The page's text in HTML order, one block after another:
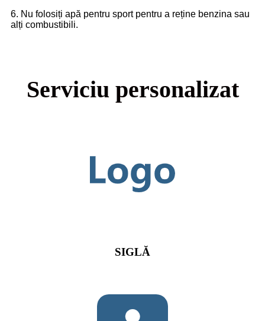
6. Nu folosiți apă pentru sport pentru a reține benzina sau
alți combustibili.
Serviciu personalizat
SIGLĂ